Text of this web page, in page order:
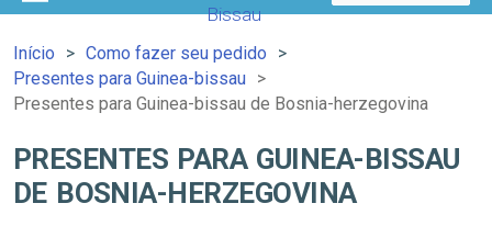
Início
Como fazer seu pedido
Presentes para Guinea-bissau
Presentes para Guinea-bissau de Bosnia-herzegovina
PRESENTES PARA GUINEA-BISSAU
DE BOSNIA-HERZEGOVINA